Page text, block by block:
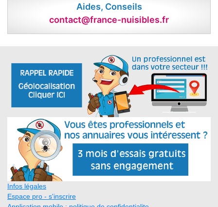
Aides, Conseils
contact@france-nuisibles.fr
Infos légales
Espace pro - s'inscrire